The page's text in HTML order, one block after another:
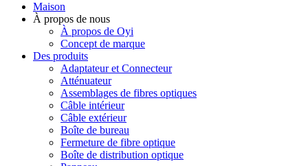
Maison
À propos de nous
À propos de Oyi
Concept de marque
Des produits
Adaptateur et Connecteur
Atténuateur
Assemblages de fibres optiques
Câble intérieur
Câble extérieur
Boîte de bureau
Fermeture de fibre optique
Boîte de distribution optique